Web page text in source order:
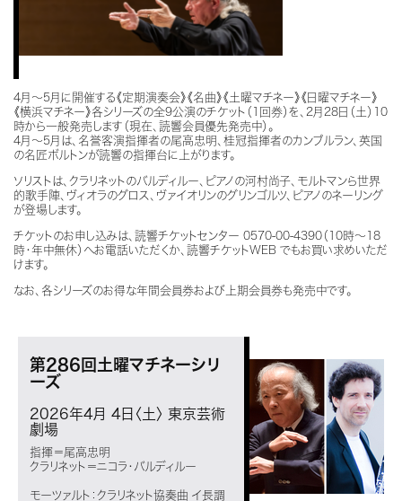
4月～5月に開催する《定期演奏会》《名曲》《土曜マチネー》《日曜マチネー》
《横浜マチネー》各シリーズの全9公演のチケット（1回券）を、2月28日（土）10
時から一般発売します（現在、読響会員優先発売中）。
4月～5月は、名誉客演指揮者の尾高忠明、桂冠指揮者のカンブルラン、英国
の名匠ボルトンが読響の指揮台に上がります。
ソリストは、クラリネットのバルディルー、ピアノの河村尚子、モルトマンら世界
的歌手陣、ヴィオラのグロス、ヴァイオリンのグリンゴルツ、ピアノのネーリング
が登場します。
チケットのお申し込みは、読響チケットセンター 0570-00-4390（10時～18
時・年中無休）へお電話いただくか、読響チケットWEB でもお買い求めいただ
けます。
なお、各シリーズのお得な年間会員券および上期会員券も発売中です。
第286回土曜マチネーシリ
ーズ
2026年4月 4日〈土〉 東京芸術
劇場
指揮＝尾高忠明
クラリネット＝ニコラ・バルディルー
モーツァルト：クラリネット協奏曲 イ長調